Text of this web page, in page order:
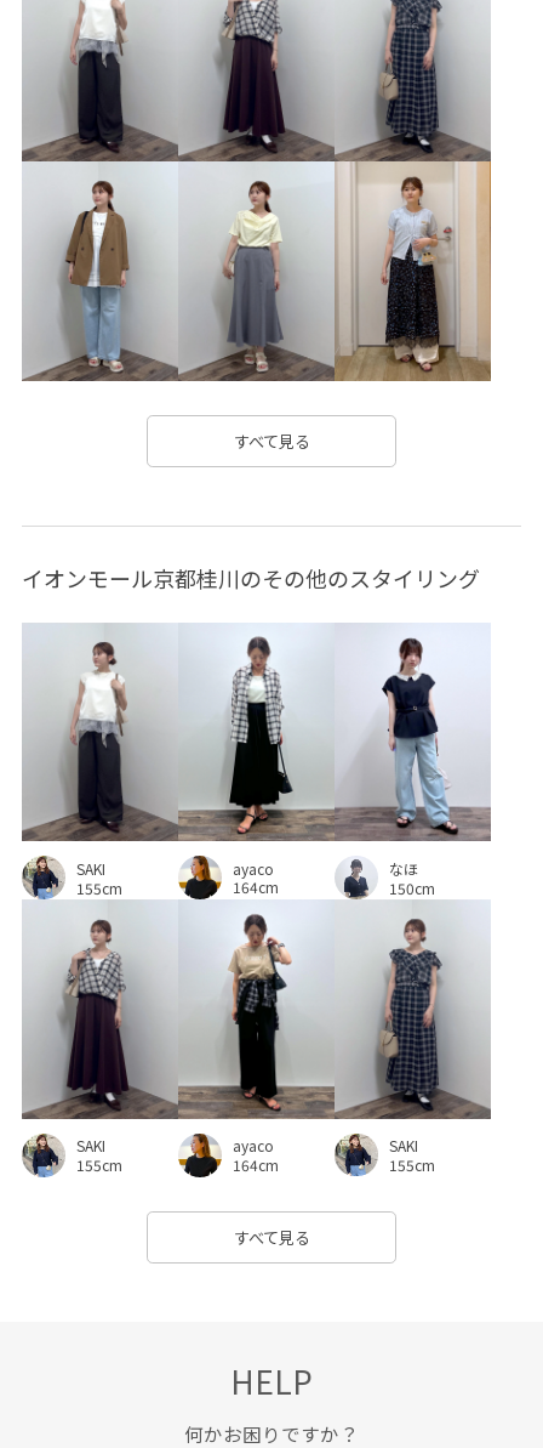
26SSRPgoods 26SSRPジャケット 26SSRPボトム
26SSRP羽織り 2WAYで使える ROPÉPICNIC_TIMESALE
RP26SS RP26SS_goods RP26SS_lightouter
RP26SS着映えトップス RPGW限定均一価格
setup_pickup お手入れしやすい きちんと感
きれいめ さらりとした
さりげないアクセント しっかりカバー ウォッシャブル
オフィス オフィスカジュアル オーバーサイズ
キーホルダー クリーンな印象
コットン コーディネートしやすい シアー シアー感
シワになりにくい シンプルコーデ ジャケット
ジーンズ スクエアトゥ スッキリ ストラップ
スラックス セットアップ
セットアップ対象商品 タイト タイトスカート
タンクトップ チェックパンツ トレンド
トートバッグ ナチュラル ニット ハリ感
ハンドバッグ バックベルト バランスが良い
フォーマル フリーサイズ フルーレットパンチングレース
フレアなシルエット フレアシルエット ベルト
ベーシック ポリエステル ポーチ
メランジドビーチェック ラインがひびきにくい
リラックス感 ロングシーズン ワイドパンツ
ワンピース 上品 伸縮性 冷んやり 凹凸感
合わせやすい 大人カジュアル
快適な着心地 抜け感 接触冷感
すべて見る
イオンモール京都桂川のその他のスタイリング
SAKI
155cm
ayaco
164cm
なほ
150cm
SAKI
155cm
ayaco
164cm
SAKI
155cm
すべて見る
HELP
何かお困りですか？